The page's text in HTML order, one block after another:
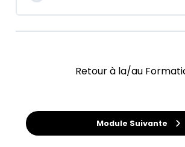
Retour à la/au
Module Suivante